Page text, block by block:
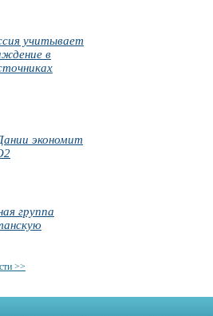
учитывает
в
экономит
группа
>>